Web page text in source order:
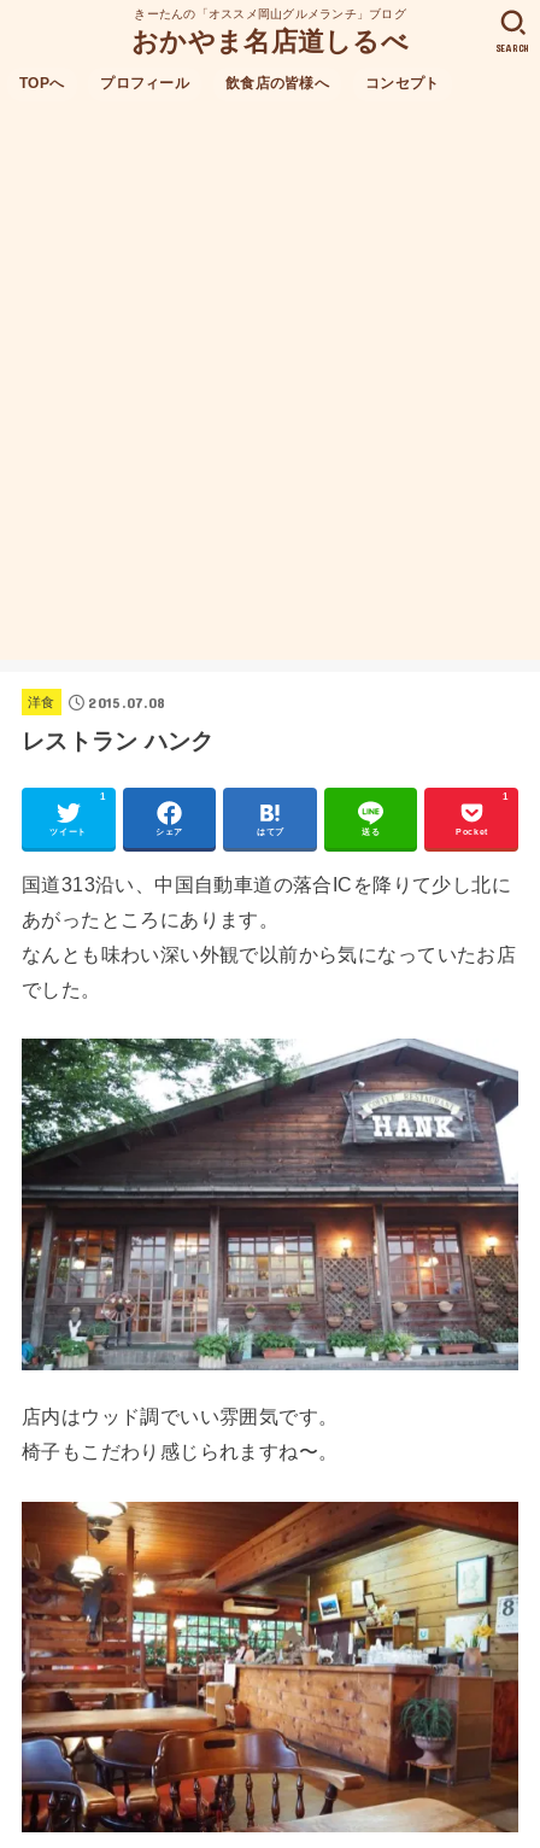
きーたんの「オススメ岡山グルメランチ」ブログ
おかやま名店道しるべ
TOPへ プロフィール 飲食店の皆様へ コンセプト
SEARCH
洋食 2015.07.08
レストラン ハンク
ツイート
1
シェア はてブ 送る Pocket
1
国道313沿い、中国自動車道の落合ICを降りて少し北に
あがったところにあります。
なんとも味わい深い外観で以前から気になっていたお店
でした。
店内はウッド調でいい雰囲気です。
椅子もこだわり感じられますね〜。